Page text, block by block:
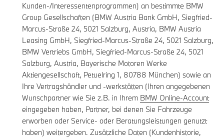
Kunden-/Interessentenprogrammen) an bestimmte BMW
Group Gesellschaften (BMW Austria Bank GmbH, Siegfried-
Marcus-Straße 24, 5021 Salzburg, Austria, BMW Austria
Leasing GmbH, Siegfried-Marcus-Straße 24, 5021 Salzburg,
BMW Vertriebs GmbH, Siegfried-Marcus-Straße 24, 5021
Salzburg, Austria, Bayerische Motoren Werke
Aktiengesellschaft, Petuelring 1, 80788 München) sowie an
Ihre Vertragshändler und -werkstätten (Ihren angegebenen
Wunschpartner wie Sie z.B. in Ihrem BMW Online-Account
eingegeben haben, Partner, bei denen Sie Fahrzeuge
erworben oder Service- oder Beratungsleistungen genutzt
haben) weitergeben. Zusätzliche Daten (Kundenhistorie,